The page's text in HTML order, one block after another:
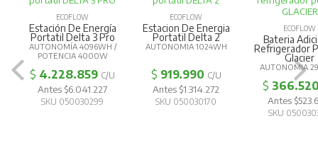
ECOFLOW
Estación De Energía
Portatil Delta 3 Pro
AUTONOMÍA 4096WH /
POTENCIA 4000W
$ 4.228.859 C/U
Antes $6.041.227
SKU 050030299
ECOFLOW
Estacion De Energia
Portatil Delta 2
AUTONOMIA 1024WH
$ 919.990 C/U
Antes $1.314.272
SKU 050030170
ECOFLOW
Bateria
Refrigerador
Glacier
AUTONOMIA
$
Antes
SKU